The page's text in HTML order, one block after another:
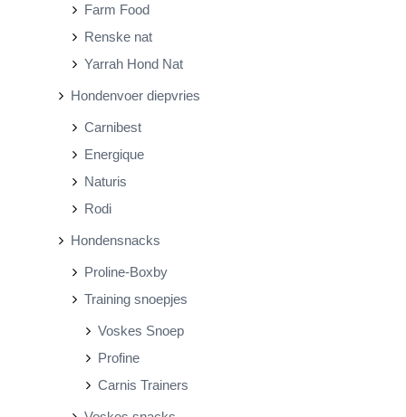
Farm Food
Renske nat
Yarrah Hond Nat
Hondenvoer diepvries
Carnibest
Energique
Naturis
Rodi
Hondensnacks
Proline-Boxby
Training snoepjes
Voskes Snoep
Profine
Carnis Trainers